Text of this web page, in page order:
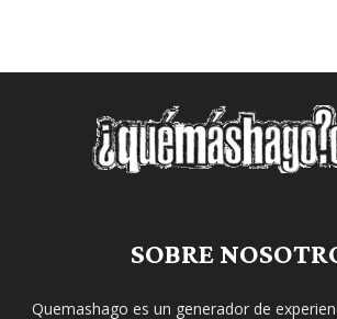
SOBRE
Quemashago es un generador de